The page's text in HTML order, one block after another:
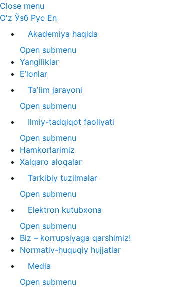
Close menu
O'z Ўзб Рус En
Akademiya haqida
Open submenu
Yangiliklar
E’lonlar
Taʼlim jarayoni
Open submenu
Ilmiy-tadqiqot faoliyati
Open submenu
Hamkorlarimiz
Xalqaro aloqalar
Tarkibiy tuzilmalar
Open submenu
Elektron kutubxona
Open submenu
Biz – korrupsiyaga qarshimiz!
Normativ-huquqiy hujjatlar
Media
Open submenu